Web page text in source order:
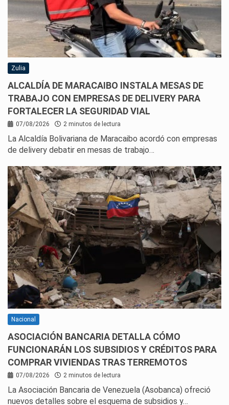
Zulia
ALCALDÍA DE MARACAIBO INSTALA MESAS DE
TRABAJO CON EMPRESAS DE DELIVERY PARA
FORTALECER LA SEGURIDAD VIAL
07/08/2026 2 minutos de lectura
La Alcaldía Bolivariana de Maracaibo acordó con empresas
de delivery debatir en mesas de trabajo…
Nacional
ASOCIACIÓN BANCARIA DETALLA CÓMO
FUNCIONARÁN LOS SUBSIDIOS Y CRÉDITOS PARA
COMPRAR VIVIENDAS TRAS TERREMOTOS
07/08/2026 2 minutos de lectura
La Asociación Bancaria de Venezuela (Asobanca) ofreció
nuevos detalles sobre el esquema de subsidios y…